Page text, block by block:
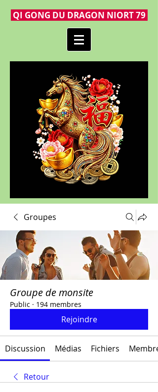
QI GONG DU DRAGON NIORT 79
Groupes
Groupe de monsite
Public · 194 membres
Rejoindre
Discussion Médias Fichiers
Retour